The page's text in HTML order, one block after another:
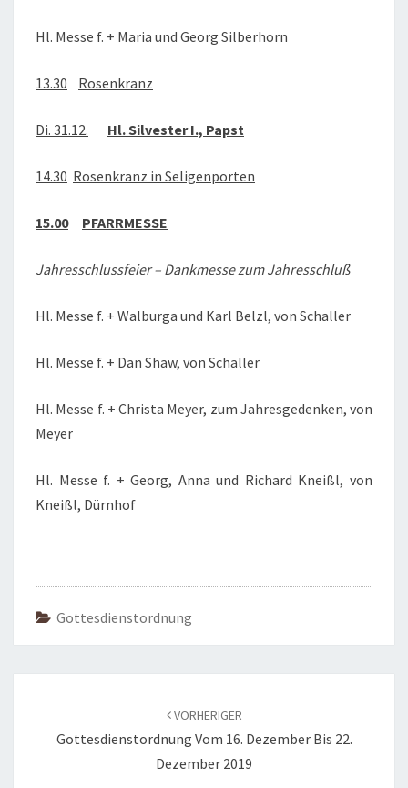
Hl. Messe f. + Maria und Georg Silberhorn
13.30 Rosenkranz
Di. 31.12. Hl. Silvester I., Papst
14.30 Rosenkranz in Seligenporten
15.00 PFARRMESSE
Jahresschlussfeier – Dankmesse zum Jahresschluß
Hl. Messe f. + Walburga und Karl Belzl, von Schaller
Hl. Messe f. + Dan Shaw, von Schaller
Hl. Messe f. + Christa Meyer, zum Jahresgedenken, von
Meyer
Hl. Messe f. + Georg, Anna und Richard Kneißl, von
Kneißl, Dürnhof
Gottesdienstordnung
VORHERIGER
Gottesdienstordnung Vom 16. Dezember Bis 22.
Dezember 2019